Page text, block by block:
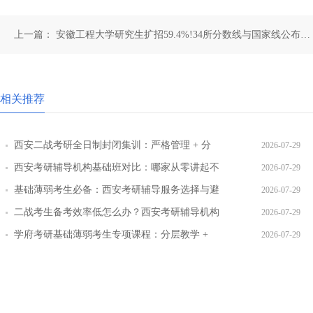
上一篇：
安徽工程大学研究生扩招59.4%!34所分数线与国家线公布时
相关推荐
西安二战考研全日制封闭集训：严格管理 + 分
层教学效果实测
2026-07-29
西安考研辅导机构基础班对比：哪家从零讲起不
跳步骤
2026-07-29
基础薄弱考生必备：西安考研辅导服务选择与避
坑指南
2026-07-29
二战考生备考效率低怎么办？西安考研辅导机构
提效方案盘点
2026-07-29
学府考研基础薄弱考生专项课程：分层教学 + 2026-07-29